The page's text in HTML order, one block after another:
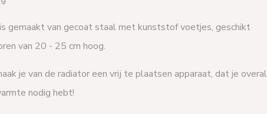
gemaakt van gecoat staal met kunststof voetjes, geschikt
van 20 - 25 cm hoog.
je van de radiator een vrij te plaatsen apparaat, dat je overal
nodig hebt!